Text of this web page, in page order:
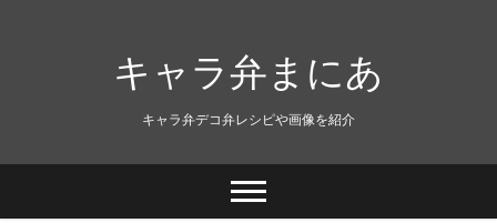
キャラ弁まにあ
キャラ弁デコ弁レシピや画像を紹介